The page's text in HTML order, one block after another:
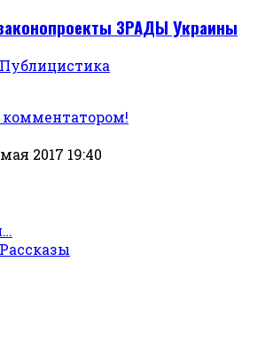
ЗРАДЫ Украины
Публицистика
2017 19:40
Рассказы